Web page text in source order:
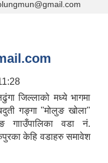
जिल्लाको मध्ये भागमा
गङ्गा "मोलुङ खोला"
गााउँपालिका वडा नं.
केहि वडाहरु समावेश